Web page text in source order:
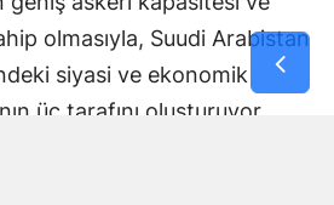
olmasıyla, Suudi Arabistan
siyasi ve ekonomik
üç tarafını oluşturuyor.